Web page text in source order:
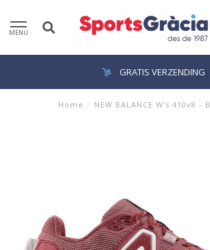
MENU
GRATIS VERZENDING
Home / NEW BALANCE W's 410v8 -